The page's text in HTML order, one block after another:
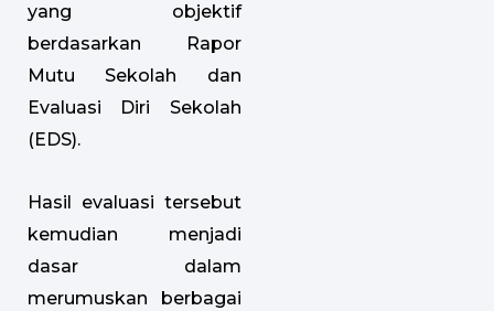
yang objektif
berdasarkan Rapor
Mutu Sekolah dan
Evaluasi Diri Sekolah
(EDS).
Hasil evaluasi tersebut
kemudian menjadi
dasar dalam
merumuskan berbagai